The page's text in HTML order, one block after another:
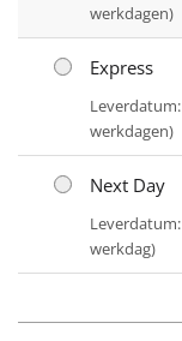
werkdagen)
Express
Leverdatum:
werkdagen)
Next Day
Leverdatum:
werkdag)